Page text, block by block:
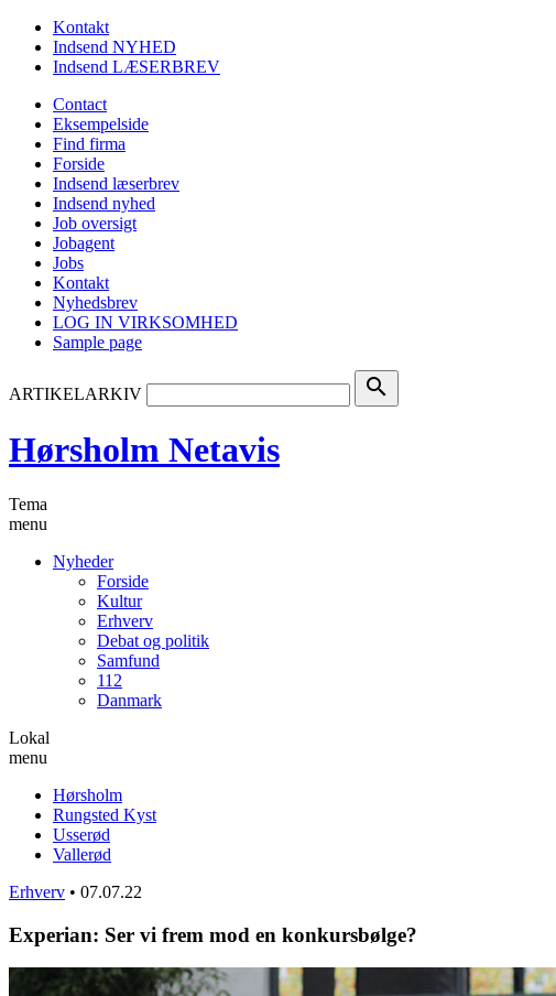
Kontakt
Indsend NYHED
Indsend LÆSERBREV
Contact
Eksempelside
Find firma
Forside
Indsend læserbrev
Indsend nyhed
Job oversigt
Jobagent
Jobs
Kontakt
Nyhedsbrev
LOG IN VIRKSOMHED
Sample page
ARTIKELARKIV search
Hørsholm Netavis
Tema
menu
Nyheder
Forside
Kultur
Erhverv
Debat og politik
Samfund
112
Danmark
Lokal
menu
Hørsholm
Rungsted Kyst
Usserød
Vallerød
Erhverv • 07.07.22
Experian: Ser vi frem mod en konkursbølge?